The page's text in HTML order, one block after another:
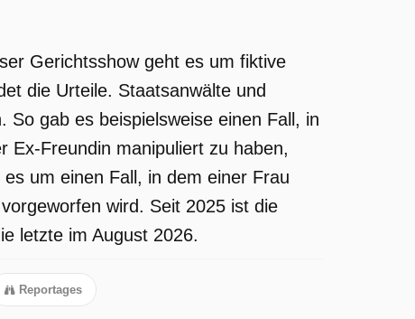
Gerichtsshow geht es um fiktive
die Urteile. Staatsanwälte und
So gab es beispielsweise einen Fall, in
Ex-Freundin manipuliert zu haben,
um einen Fall, in dem einer Frau
wird. Seit 2025 ist die
letzte im August 2026.
Reportages